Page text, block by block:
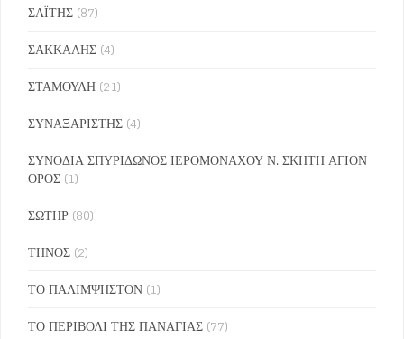
ΣΑΪΤΗΣ (87)
ΣΑΚΚΑΛΗΣ (4)
ΣΤΑΜΟΥΛΗ (21)
ΣΥΝΑΞΑΡΙΣΤΗΣ (4)
ΣΥΝΟΔΙΑ ΣΠΥΡΙΔΩΝΟΣ ΙΕΡΟΜΟΝΑΧΟΥ Ν. ΣΚΗΤΗ ΑΓΙΟΝ
ΟΡΟΣ (1)
ΣΩΤΗΡ (80)
ΤΗΝΟΣ (2)
ΤΟ ΠΑΛΙΜΨΗΣΤΟΝ (1)
ΤΟ ΠΕΡΙΒΟΛΙ ΤΗΣ ΠΑΝΑΓΙΑΣ (77)